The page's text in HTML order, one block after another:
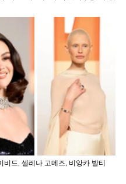
드, 셀레나 고메즈, 비앙카 발티